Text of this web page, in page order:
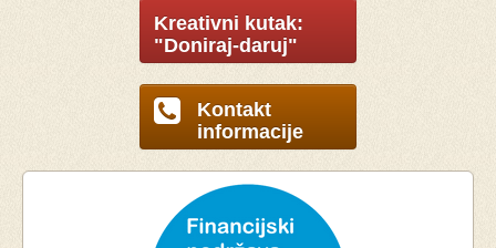
Kreativni kutak:
"Doniraj-daruj"
Kontakt
informacije